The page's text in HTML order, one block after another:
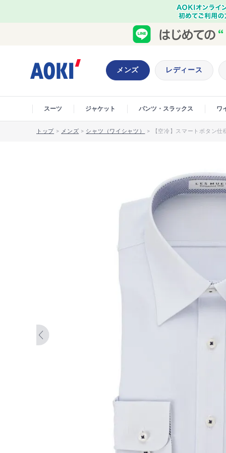
メンズ レディース
スーツ ジャケット パンツ・スラックス ワ
トップ > メンズ > シャツ（ワイシャツ） > 【空冷】スマートボタン